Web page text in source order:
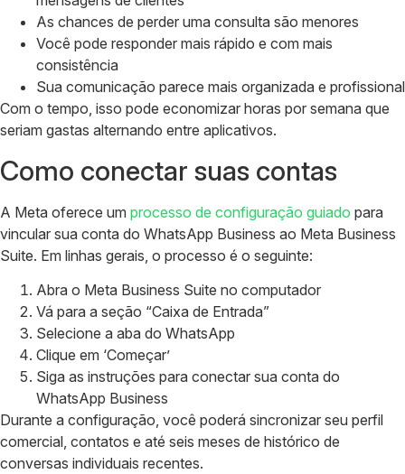
As chances de perder uma consulta são menores
Você pode responder mais rápido e com mais
consistência
Sua comunicação parece mais organizada e profissional
Com o tempo, isso pode economizar horas por semana que
seriam gastas alternando entre aplicativos.
Como conectar suas contas
A Meta oferece um processo de configuração guiado para
vincular sua conta do WhatsApp Business ao Meta Business
Suite. Em linhas gerais, o processo é o seguinte:
Abra o Meta Business Suite no computador
Vá para a seção “Caixa de Entrada”
Selecione a aba do WhatsApp
Clique em ‘Começar’
Siga as instruções para conectar sua conta do
WhatsApp Business
Durante a configuração, você poderá sincronizar seu perfil
comercial, contatos e até seis meses de histórico de
conversas individuais recentes.